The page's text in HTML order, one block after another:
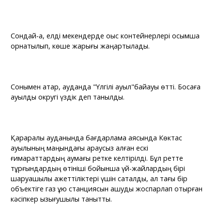
Сондай-ақ, елді мекендерде қоқыс контейнерлері қосымша
орнатылып, көше жарығы жаңартылады.
Сонымен қатар, ауданда "Үлгілі ауыл"байқауы өтті. Босаға
ауылдық округі үздік деп танылды.
Қарқаралы ауданында бағдарлама аясында Көктас
ауылының маңындағы қараусыз қалған ескі
ғимараттардың аумағы ретке келтірілді. Бұл ретте
тұрғындардың өтініші бойынша үй-жайлардың бірі
шаруашылық қажеттіліктері үшін сақталды, ал тағы бір
объектіге газ құю станциясын ашуды жоспарлап отырған
кәсіпкер қызығушылық танытты.